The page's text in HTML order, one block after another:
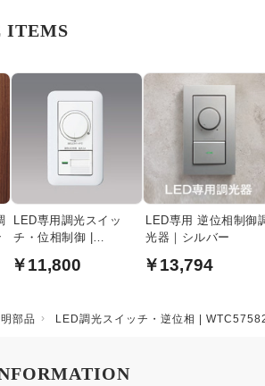
ITEMS
LED専用調光スイッ
チ・位相制御 |
￥11,800
LED専用 逆位相制御
光器｜シルバー
￥13,794
部品 LED調光スイッチ・逆位相 |